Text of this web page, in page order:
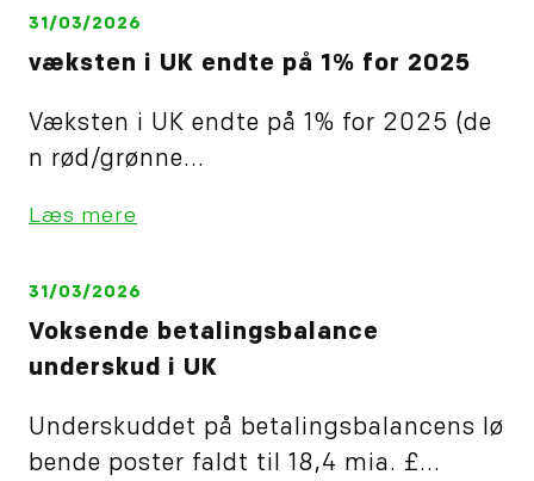
31/03/2026
væksten i UK endte på 1% for 2025
Væksten i UK endte på 1% for 2025 (de
n rød/grønne...
Læs mere
31/03/2026
Voksende betalingsbalance
underskud i UK
Underskuddet på betalingsbalancens lø
bende poster faldt til 18,4 mia. £...